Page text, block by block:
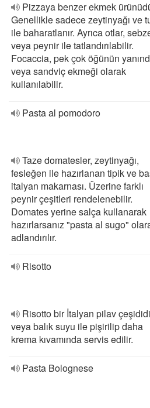
Pizzaya benzer ekmek
Genellikle sadece zeytinyağı ve
ile baharatlanır. Ayrıca otlar,
veya peynir ile tatlandırılabilir.
Focaccia, pek çok öğünün
veya sandviç ekmeği olarak
kullanılabilir.
Pasta al pomodoro
Taze domatesler, zeytinyağı,
fesleğen ile hazırlanan tipik ve
italyan makarnası. Üzerine farklı
peynir çeşitleri rendelenebilir.
Domates yerine salça kullanarak
hazırlarsanız "pasta al sugo"
adlandırılır.
Risotto
Risotto bir İtalyan pilav
veya balık suyu ile pişirilip daha
krema kıvamında servis edilir.
Pasta Bolognese